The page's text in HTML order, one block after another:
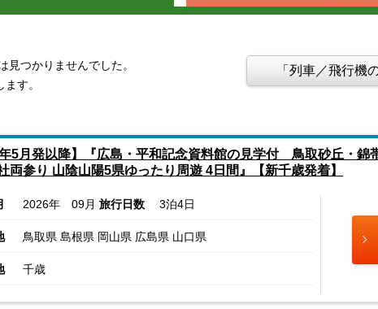
見つかりませんでした。
す。
「列車／飛行機
年5月発以降】『広島・平和記念資料館の見学付 鳥取砂丘・錦
両参り 山陰山陽5県ゆったり周遊 4日間』【新千歳発着】
2026年 09月 旅行日数 3泊4日
鳥取県 島根県 岡山県 広島県 山口県
千歳